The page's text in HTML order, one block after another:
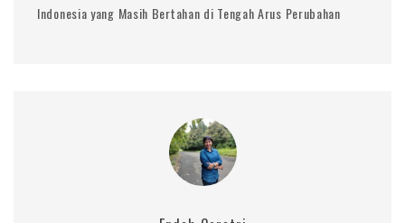
Indonesia yang Masih Bertahan di Tengah Arus Perubahan